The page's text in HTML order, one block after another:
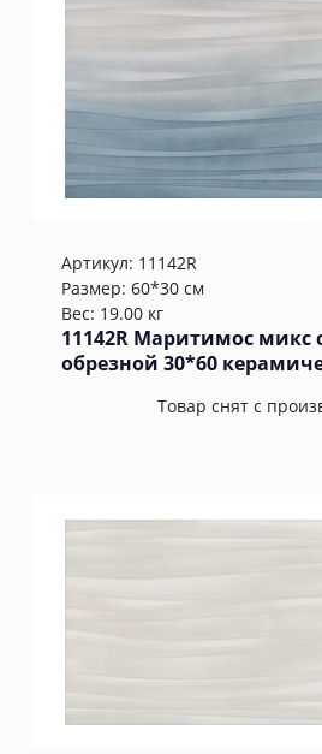
Артикул: 11142R
Размер: 60*30 см
Вес: 19.00 кг
11142R Маритимос микс
обрезной 30*60
Товар снят с